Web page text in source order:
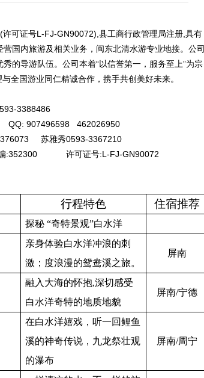
可证号L-FJ-GN90072),县工商行政管理局注册,具有
国内旅游及相关业务，闽东北清水游专业地接。公司
的导游队伍。公司本着“以信誉第一，服务至上”为宗
全国游业同仁精诚合作，携手共创美好未来。
3388486
907496598 462026950
苏雅秀0593-3367210
:352300 许可证号:L-FJ-GN90072
行程特色
住宿推荐
探秘 “奇特景观”白水洋
亲身体验白水洋冲浪的刺
激；度浪漫的鸳鸯溪之旅。
屏南
融入大海的怀抱,深切感受
白水洋奇特的地质地貌
屏南/宁德
在白水洋嬉戏，听一回鲤鱼
溪的神奇传说，九龙祭壮观
的瀑布
屏南/周宁